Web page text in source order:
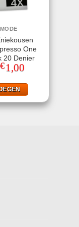
One
20 Denier
Oorspronkelijke
prijs
€9,99.
€ 1,00Huidige
€1,00.